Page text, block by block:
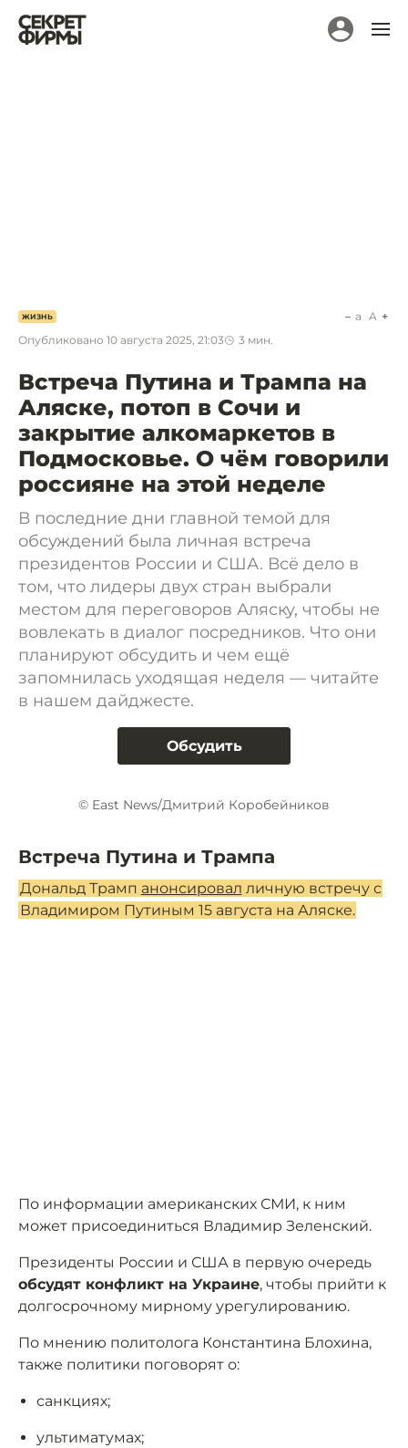
ЖИЗНЬ
Опубликовано 10 августа 2025, 21:03 3 мин.
a A
Встреча Путина и Трампа на
Аляске, потоп в Сочи и
закрытие алкомаркетов в
Подмосковье. О чём говорили
россияне на этой неделе
В последние дни главной темой для
обсуждений была личная встреча
президентов России и США. Всё дело в
том, что лидеры двух стран выбрали
местом для переговоров Аляску, чтобы не
вовлекать в диалог посредников. Что они
планируют обсудить и чем ещё
запомнилась уходящая неделя — читайте
в нашем дайджесте.
Обсудить
© East News/Дмитрий Коробейников
Встреча Путина и Трампа
Дональд Трамп анонсировал личную встречу с
Владимиром Путиным 15 августа на Аляске.
По информации американских СМИ, к ним
может присоединиться Владимир Зеленский.
Президенты России и США в первую очередь
обсудят конфликт на Украине, чтобы прийти к
долгосрочному мирному урегулированию.
По мнению политолога Константина Блохина,
также политики поговорят о:
санкциях;
ультиматумах;